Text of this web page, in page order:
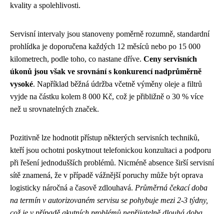
kvality a spolehlivosti.
Servisní intervaly jsou stanoveny poměrně rozumně, standardní
prohlídka je doporučena každých 12 měsíců nebo po 15 000
kilometrech, podle toho, co nastane dříve. Ceny servisních
úkonů jsou však ve srovnání s konkurencí nadprůměrně
vysoké. Například běžná údržba včetně výměny oleje a filtrů
vyjde na částku kolem 8 000 Kč, což je přibližně o 30 % více
než u srovnatelných značek.
Pozitivně lze hodnotit přístup některých servisních techniků,
kteří jsou ochotni poskytnout telefonickou konzultaci a podporu
při řešení jednodušších problémů. Nicméně absence širší servisní
sítě znamená, že v případě vážnější poruchy může být oprava
logisticky náročná a časově zdlouhavá. Průměrná čekací doba
na termín v autorizovaném servisu se pohybuje mezi 2-3 týdny,